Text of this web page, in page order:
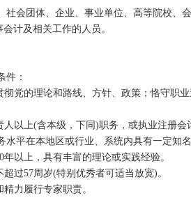
会团体、企业、事业单位、高等院校、
计及相关工作的人员。
：
党的理论和路线、方针、政策；恪守职业
上(含本级，下同)职务，或执业注册会
水平在本地区或行业、系统内具有一定知名
以上，具有丰富的理论或实践经验。
57周岁(特别优秀者可适当放宽)。
力履行专家职责。